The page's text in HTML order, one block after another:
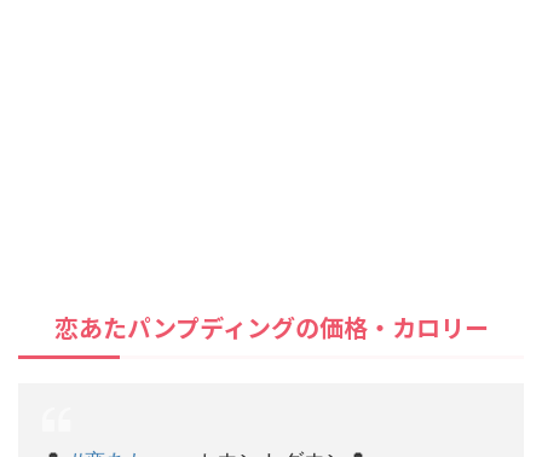
恋あたパンプディングの価格・カロリー